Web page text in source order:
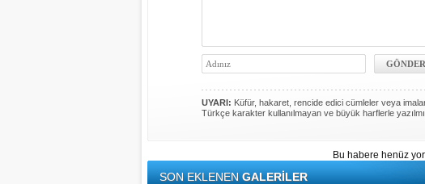
UYARI: Küfür, hakaret, rencide edici cümleler veya
Türkçe karakter kullanılmayan ve büyük harflerle
Bu habere henüz
SON EKLENENGALERİLER